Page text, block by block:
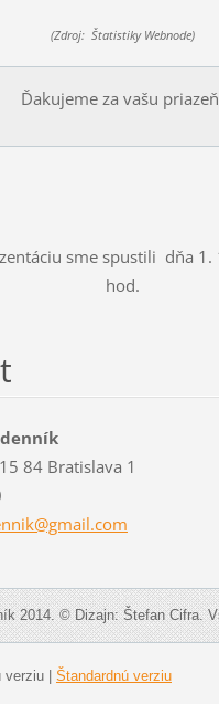
(Zdroj: Štatistiky Webnode)
Ďakujeme za vašu
sme spustili dňa 1.
hod.
84 Bratislava 1
nik@gmail.com
2014. © Dizajn: Štefan Cifra.
verziu| Štandardnú verziu